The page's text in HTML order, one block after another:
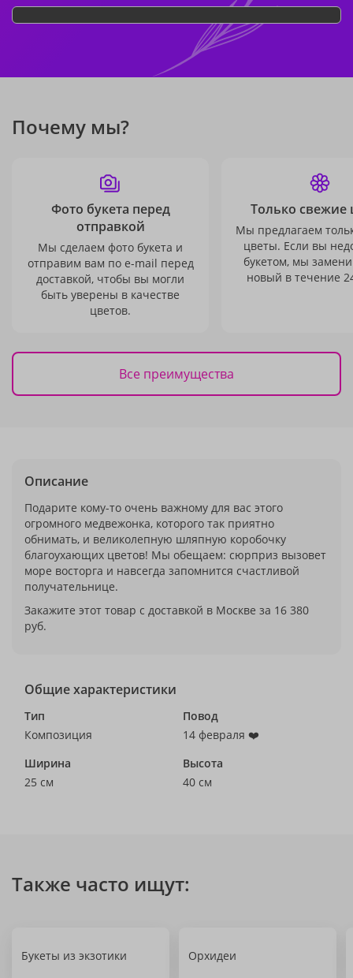
Почему мы?
Фото букета перед
отправкой
Мы сделаем фото букета и
отправим вам по e-mail перед
доставкой, чтобы вы могли
быть уверены в качестве
цветов.
Только свежие
Мы предлагаем
цветы. Если вы
букетом, мы
новый в течение
Все преимущества
Описание
Подарите кому-то очень важному для вас этого
огромного медвежонка, которого так приятно
обнимать, и великолепную шляпную коробочку
благоухающих цветов! Мы обещаем: сюрприз вызовет
море восторга и навсегда запомнится счастливой
получательнице.
Закажите этот товар с доставкой в Москве за 16 380
руб.
Общие характеристики
Тип
Композиция
Повод
14 февраля ❤️
Ширина
25 см
Высота
40 см
Также часто ищут:
Букеты из экзотики Орхидеи